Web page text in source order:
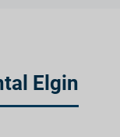
Elgin